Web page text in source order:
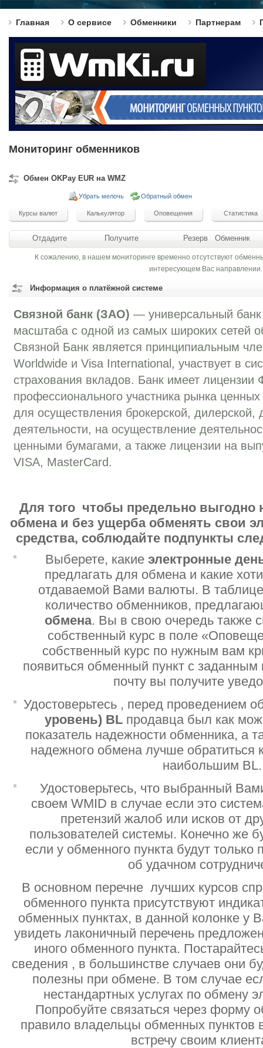
Главная О сервисе Обменники Партнерам
Мониторинг обменников
Обмен OKPay EUR на WMZ
Убрать мелочь Обратный обмен
Отдадите Получите Резерв Обменник
К сожалению, в нашем мониторинге временно отсутствуют
интересующем Вас направлении.
Информация о платёжной системе
Связной банк (ЗАО) — универсальный
масштаба с одной из самых широких сетей
Связной Банк является принципиальным
Worldwide и Visa International, участвует в
страхования вкладов. Банк имеет
профессионального участника рынка
для осуществления брокерской, дилерской,
деятельности, на осуществление
ценными бумагами, а также лицензии на
VISA, MasterCard.
Для того чтобы предельно выгодно
обмена и без ущерба обменять свои
средства, соблюдайте подпункты
Выберете, какие электронные
предлагать для обмена и какие
отдаваемой Вами валюты. В таблице
количество обменников,
обмена. Вы в свою очередь также
собственный курс в поле
собственный курс по нужным вам
появиться обменный пункт с заданным
почту вы получите
Удостоверьтесь , перед проведением
уровень) BL продавца был как
показатель надежности обменника, а
надежного обмена лучше
наибольшим BL.
Удостоверьтесь, что выбранный
своем WMID в случае если это
претензий жалоб или исков от
пользователей системы. Конечно же
если у обменного пункта будут
об удачном
В основном перечне лучших курсов
обменного пункта присутствуют
обменных пунктах, в данной колонке у
увидеть лаконичный перечень
иного обменного пункта.
сведения , в большинстве случаев они
полезны при обмене. В том случае
нестандартных услугах по обмену
Попробуйте связаться через форму
правило владельцы обменных пунктов
встречу своим